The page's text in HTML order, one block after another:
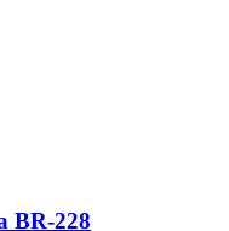
BR-228